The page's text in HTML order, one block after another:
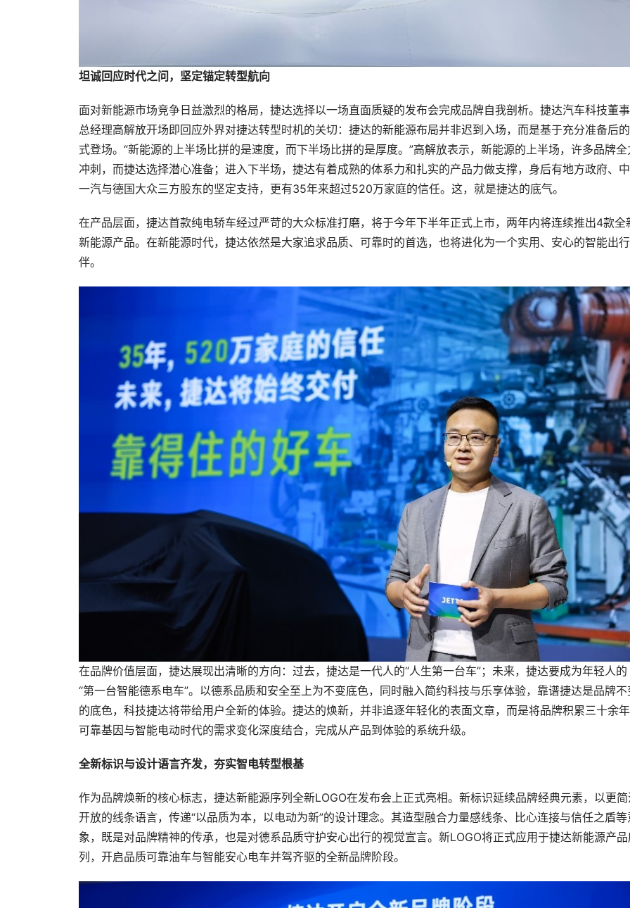
坦诚回应时代之问，坚定锚定转型航向
面对新能源市场竞争日益激烈的格局，捷达选择以一场直面质疑的发布会完成品牌自我剖析。捷达汽车科技董
总经理高解放开场即回应外界对捷达转型时机的关切：捷达的新能源布局并非迟到入场，而是基于充分准备后
式登场。“新能源的上半场比拼的是速度，而下半场比拼的是厚度。”高解放表示，新能源的上半场，许多品牌全
冲刺，而捷达选择潜心准备；进入下半场，捷达有着成熟的体系力和扎实的产品力做支撑，身后有地方政府、
一汽与德国大众三方股东的坚定支持，更有35年来超过520万家庭的信任。这，就是捷达的底气。
在产品层面，捷达首款纯电轿车经过严苛的大众标准打磨，将于今年下半年正式上市，两年内将连续推出4款全
新能源产品。在新能源时代，捷达依然是大家追求品质、可靠时的首选，也将进化为一个实用、安心的智能出
伴。
在品牌价值层面，捷达展现出清晰的方向：过去，捷达是一代人的“人生第一台车”；未来，捷达要成为年轻人的
“第一台智能德系电车”。以德系品质和安全至上为不变底色，同时融入简约科技与乐享体验，靠谱捷达是品牌不
的底色，科技捷达将带给用户全新的体验。捷达的焕新，并非追逐年轻化的表面文章，而是将品牌积累三十余
可靠基因与智能电动时代的需求变化深度结合，完成从产品到体验的系统升级。
全新标识与设计语言齐发，夯实智电转型根基
作为品牌焕新的核心标志，捷达新能源序列全新LOGO在发布会上正式亮相。新标识延续品牌经典元素，以更
开放的线条语言，传递“以品质为本，以电动为新”的设计理念。其造型融合力量感线条、比心连接与信任之盾等
象，既是对品牌精神的传承，也是对德系品质守护安心出行的视觉宣言。新LOGO将正式应用于捷达新能源产
列，开启品质可靠油车与智能安心电车并驾齐驱的全新品牌阶段。